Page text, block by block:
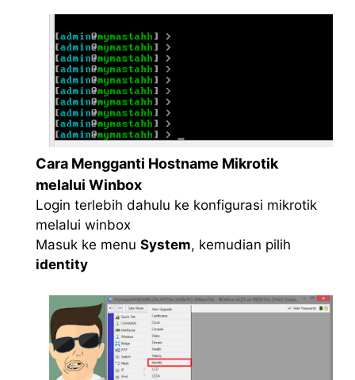
Cara Mengganti Hostname Mikrotik
melalui Winbox
Login terlebih dahulu ke konfigurasi mikrotik
melalui winbox
Masuk ke menu System, kemudian pilih
identity